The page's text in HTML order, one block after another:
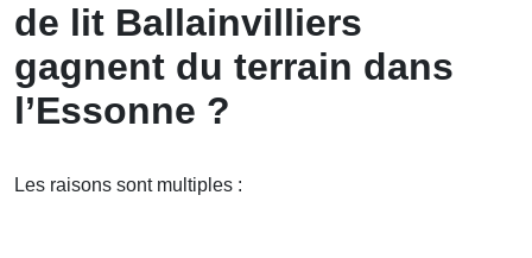
de lit Ballainvilliers
gagnent du terrain dans
l’Essonne ?
Les raisons sont multiples :